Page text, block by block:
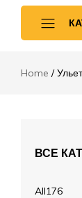
пчеловодства
Вощина
Home
ВСЕ
All176